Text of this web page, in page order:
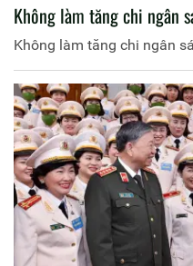
Không làm tăng chi ngân
Không làm tăng chi ngân